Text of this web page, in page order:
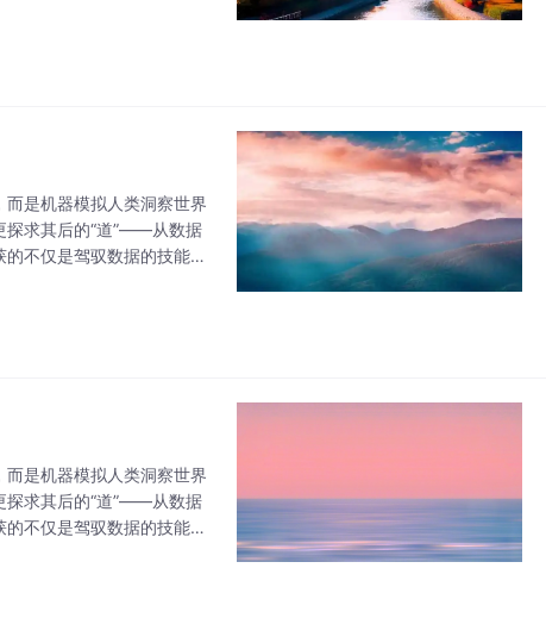
是机器模拟人类洞察世界
探求其后的“道”——从数据
不仅是驾驭数据的技能，
是机器模拟人类洞察世界
探求其后的“道”——从数据
不仅是驾驭数据的技能，